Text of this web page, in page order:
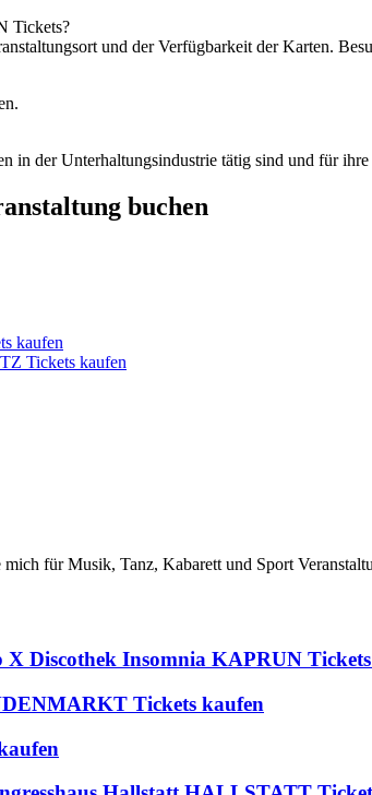
Tickets?
und der Verfügbarkeit der Karten.
der Unterhaltungsindustrie tätig sind und für
buchen
kaufen
Tickets kaufen
für Musik, Tanz, Kabarett und Sport
Discothek Insomnia KAPRUN
Tickets kaufen